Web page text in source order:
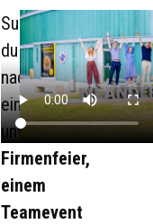
Suchst
du
nach
einer
unvergesslichen
Firmenfeier,
einem
Teamevent